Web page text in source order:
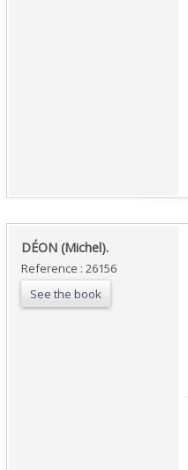
‎DÉON (Michel).‎
Reference : 26156
See the book